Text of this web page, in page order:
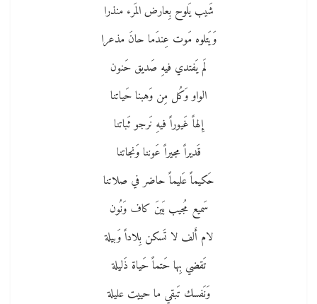
شَيب يَلوح بِعارض المَرء منذرا
وَيَتلوه مَوت عِندَما حانَ مذعرا
لَم يَفتدي فيهِ صَديق حَنون
الواو وَكُل مِن وَهبنا حَياتنا
إِلهاً غَيوراً فيهِ نَرجو ثَباتنا
قَديراً مجيراً عَوننا وَنجاتنا
حَكيماً عَليماً حاضر في صلاتنا
سَميع مُجيب بَينَ كاف وَنُون
لام أَلف لا تَسكن بِلاداً وَبيلة
تَقضي بِها حَتماً حَياة ذَليلة
وَنَفسك تَبقي ما حييت عليلة